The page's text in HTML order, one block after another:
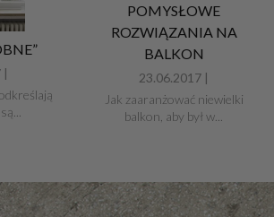
|
POMYSŁOWE
ROZWIĄZANIA NA
BALKON
23.06.2017 |
Jak zaaranżować niewielki
balkon, aby był w...